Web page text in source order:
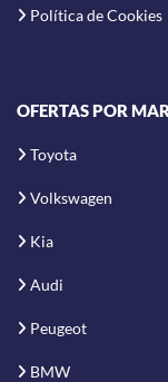
Política de Cookies
OFERTAS POR
Toyota
Volkswagen
Kia
Audi
Peugeot
BMW